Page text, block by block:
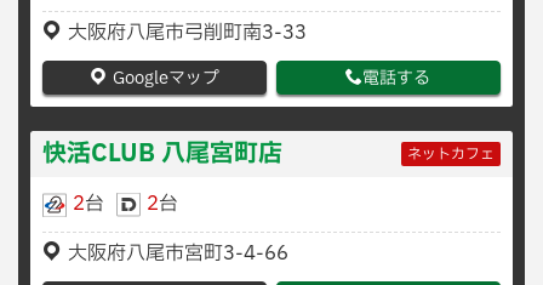
大阪府八尾市弓削町南3-33
Googleマップ 電話する
快活CLUB 八尾宮町店 ネットカフェ
2台 2台
大阪府八尾市宮町3-4-66